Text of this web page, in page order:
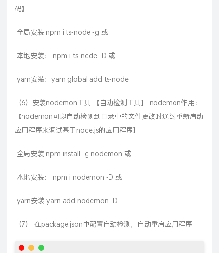
码】
​ 全局安装 npm i ts-node -g 或
​ 本地安装： npm i ts-node -D 或
​ yarn安装：yarn global add ts-node
（6）安装nodemon工具 【自动检测工具】 nodemon作用：
【nodemon可以自动检测到目录中的文件更改时通过重新启动
应用程序来调试基于node.js的应用程序】
​ 全局安装 npm install -g nodemon 或
​ 本地安装： npm i nodemon -D 或
​ yarn安装 yarn add nodemon -D
（7） 在package.json中配置自动检测，自动重启应用程序